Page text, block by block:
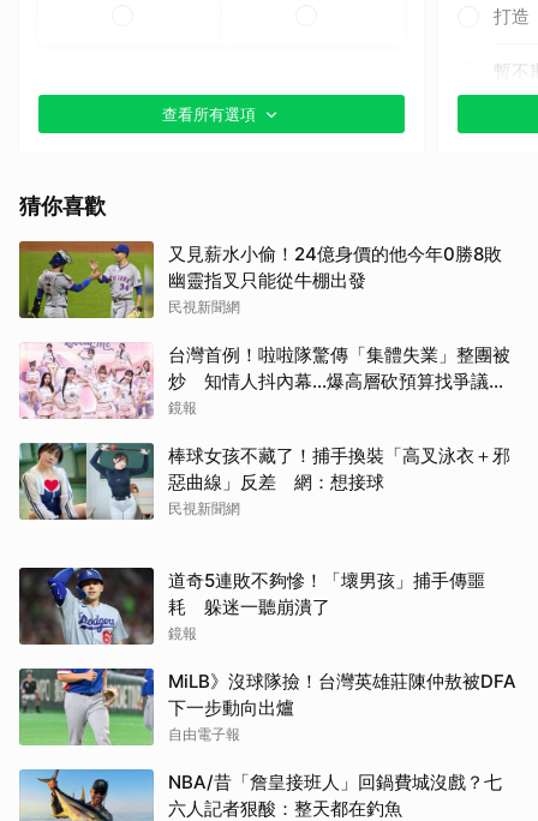
查看所有選項
打造
暫不
猜你喜歡
又見薪水小偷！24億身價的他今年0勝8敗
幽靈指叉只能從牛棚出發
民視新聞網
台灣首例！啦啦隊驚傳「集體失業」整團被
炒 知情人抖內幕...爆高層砍預算找爭議經
紀人接手
鏡報
棒球女孩不藏了！捕手換裝「高叉泳衣＋邪
惡曲線」反差 網：想接球
民視新聞網
道奇5連敗不夠慘！「壞男孩」捕手傳噩
耗 躲迷一聽崩潰了
鏡報
MiLB》沒球隊撿！台灣英雄莊陳仲敖被DFA
下一步動向出爐
自由電子報
NBA/昔「詹皇接班人」回鍋費城沒戲？七
六人記者狠酸：整天都在釣魚